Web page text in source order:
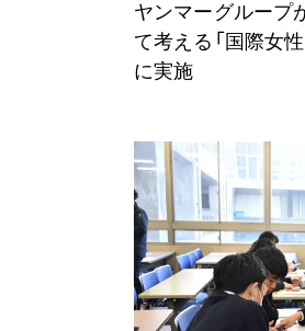
ヤンマーグループ
て考える「国際女
に実施